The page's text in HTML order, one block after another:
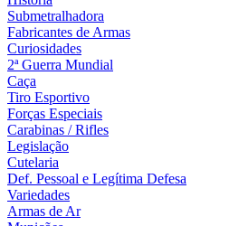
Submetralhadora
Fabricantes de Armas
Curiosidades
2ª Guerra Mundial
Caça
Tiro Esportivo
Forças Especiais
Carabinas / Rifles
Legislação
Cutelaria
Def. Pessoal e Legítima Defesa
Variedades
Armas de Ar